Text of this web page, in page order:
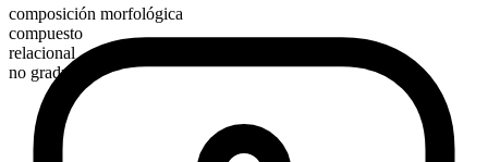
composición morfológica
compuesto
relacional
no graduable